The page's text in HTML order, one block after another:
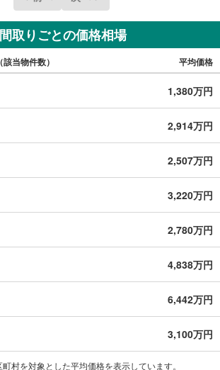
取りごとの価格相場
当物件数） 平均価格
1,380万円
2,914万円
2,507万円
3,220万円
2,780万円
4,838万円
6,442万円
3,100万円
村を対象とした平均価格を表示しています。